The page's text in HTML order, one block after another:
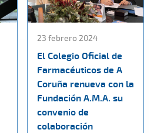
23 febrero 2024
El Colegio Oficial de
Farmacéuticos de A
Coruña renueva con la
Fundación A.M.A. su
convenio de
colaboración